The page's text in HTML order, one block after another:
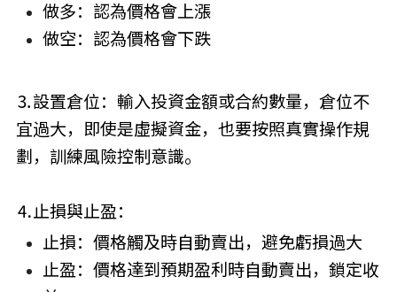
做多：認為價格會上漲
做空：認為價格會下跌
⒊設置倉位：輸入投資金額或合約數量，倉位不
宜過大，即使是虛擬資金，也要按照真實操作規
劃，訓練風險控制意識。
⒋止損與止盈：
止損：價格觸及時自動賣出，避免虧損過大
止盈：價格達到預期盈利時自動賣出，鎖定收